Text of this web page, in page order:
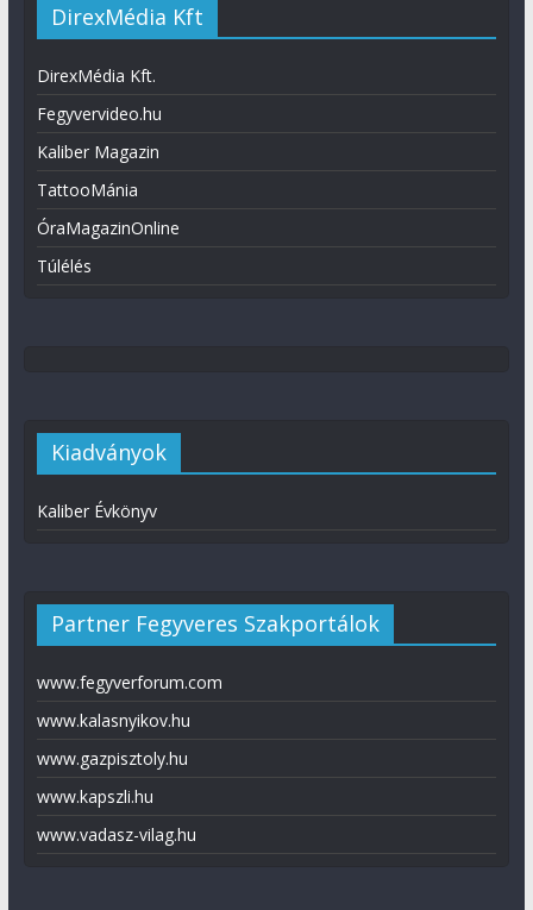
DirexMédia Kft
DirexMédia Kft.
Fegyvervideo.hu
Kaliber Magazin
TattooMánia
ÓraMagazinOnline
Túlélés
Kiadványok
Kaliber Évkönyv
Partner Fegyveres Szakportálok
www.fegyverforum.com
www.kalasnyikov.hu
www.gazpisztoly.hu
www.kapszli.hu
www.vadasz-vilag.hu